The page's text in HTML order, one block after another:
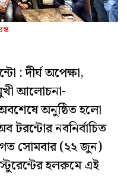
: দীর্ঘ অপেক্ষা,
আলোচনা-
অনুষ্ঠিত হলো
টরন্টোর নবনির্বাচিত
গত সোমবার (২২ জুন)
হলরুমে এই